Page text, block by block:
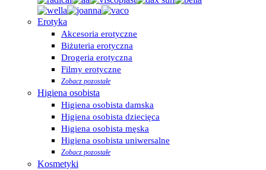
Erotyka
Akcesoria erotyczne
Biżuteria erotyczna
Drogeria erotyczna
Filmy erotyczne
Zobacz pozostałe
Higiena osobista
Higiena osobista damska
Higiena osobista dziecięca
Higiena osobista męska
Higiena osobista uniwersalne
Zobacz pozostałe
Kosmetyki